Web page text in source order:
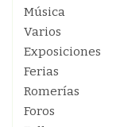
Música
Varios
Exposiciones
Ferias
Romerías
Foros